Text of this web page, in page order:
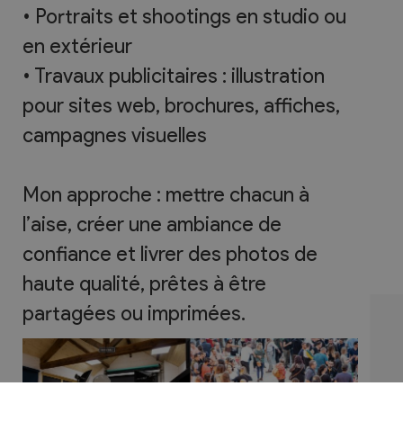
• Portraits et shootings en studio ou
en extérieur
• Travaux publicitaires : illustration
pour sites web, brochures, affiches,
campagnes visuelles
Mon approche : mettre chacun à
l’aise, créer une ambiance de
confiance et livrer des photos de
haute qualité, prêtes à être
partagées ou imprimées.